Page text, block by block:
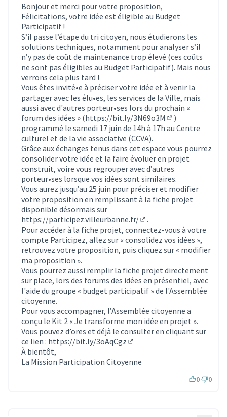
Bonjour et merci pour votre proposition,
Félicitations, votre idée est éligible au Budget
Participatif !
S’il passe l’étape du tri citoyen, nous étudierons les
solutions techniques, notamment pour analyser s’il
n’y pas de coût de maintenance trop élevé (ces coûts
ne sont pas éligibles au Budget Participatif). Mais nous
verrons cela plus tard !
Vous êtes invité•e à préciser votre idée et à venir la
partager avec les élu•es, les services de la Ville, mais
aussi avec d'autres porteur•ses lors du prochain «
forum des idées » (https://bit.ly/3N69o3M
(Lien externe)
)
programmé le samedi 17 juin de 14h à 17h au Centre
culturel et de la vie associative (CCVA).
Grâce aux échanges tenus dans cet espace vous pourrez
consolider votre idée et la faire évoluer en projet
construit, voire vous regrouper avec d’autres
porteur•ses lorsque vos idées sont similaires.
Vous aurez jusqu’au 25 juin pour préciser et modifier
votre proposition en remplissant à la fiche projet
disponible désormais sur
https://participez.villeurbanne.fr/
(S'ouvre dans un nouvel
.
Pour accéder à la fiche projet, connectez-vous à votre
compte Participez, allez sur « consolidez vos idées »,
retrouvez votre proposition, puis cliquez sur « modifier
ma proposition ».
Vous pourrez aussi remplir la fiche projet directement
sur place, lors des forums des idées en présentiel, avec
l'aide du groupe « budget participatif » de l'Assemblée
citoyenne.
Pour vous accompagner, l’Assemblée citoyenne a
conçu le Kit 2 « Je transforme mon idée en projet ».
Vous pouvez d’ores et déjà le consulter en cliquant sur
ce lien : https://bit.ly/3oAqCgz
À bientôt,
La Mission Participation Citoyenne
0 0